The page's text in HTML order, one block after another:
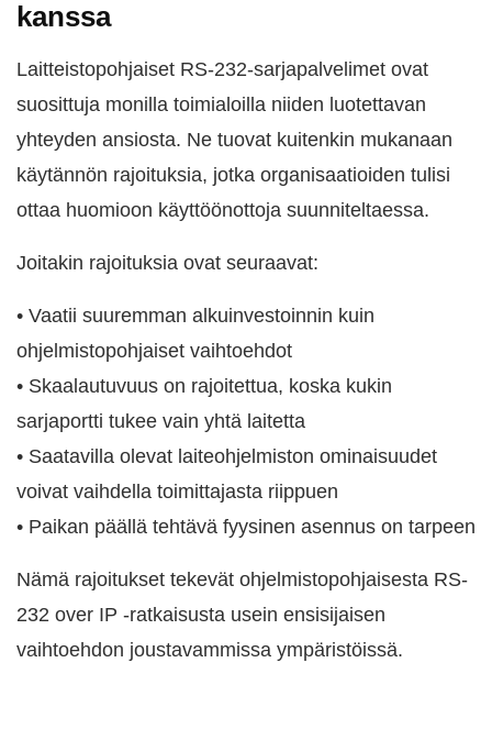
kanssa
Laitteistopohjaiset RS-232-sarjapalvelimet ovat
suosittuja monilla toimialoilla niiden luotettavan
yhteyden ansiosta. Ne tuovat kuitenkin mukanaan
käytännön rajoituksia, jotka organisaatioiden tulisi
ottaa huomioon käyttöönottoja suunniteltaessa.
Joitakin rajoituksia ovat seuraavat:
• Vaatii suuremman alkuinvestoinnin kuin
ohjelmistopohjaiset vaihtoehdot
• Skaalautuvuus on rajoitettua, koska kukin
sarjaportti tukee vain yhtä laitetta
• Saatavilla olevat laiteohjelmiston ominaisuudet
voivat vaihdella toimittajasta riippuen
• Paikan päällä tehtävä fyysinen asennus on tarpeen
Nämä rajoitukset tekevät ohjelmistopohjaisesta RS-
232 over IP -ratkaisusta usein ensisijaisen
vaihtoehdon joustavammissa ympäristöissä.